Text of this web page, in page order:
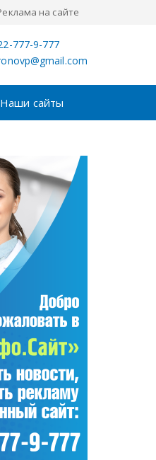
на сайте
777-9-777
Наши сайты
Новости спорта